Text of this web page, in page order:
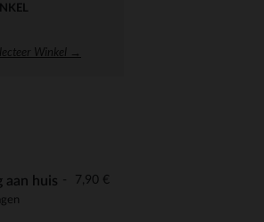
Winkel →
aan huis 7,90 €